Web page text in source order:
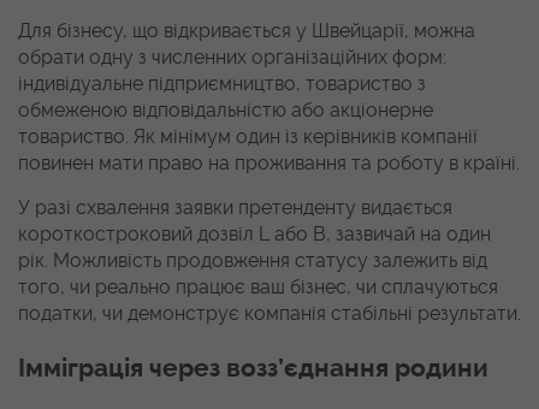
Для бізнесу, що відкривається у Швейцарії, можна
обрати одну з численних організаційних форм:
індивідуальне підприємництво, товариство з
обмеженою відповідальністю або акціонерне
товариство. Як мінімум один із керівників компанії
повинен мати право на проживання та роботу в країні.
У разі схвалення заявки претенденту видається
короткостроковий дозвіл L або B, зазвичай на один
рік. Можливість продовження статусу залежить від
того, чи реально працює ваш бізнес, чи сплачуються
податки, чи демонструє компанія стабільні результати.
Імміграція через возз’єднання родини